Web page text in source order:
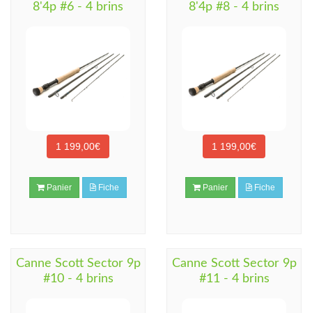
8'4p #6 - 4 brins
1 199,00€
Panier Fiche
8'4p #8 - 4 brins
1 199,00€
Panier Fiche
Canne Scott Sector 9p
#10 - 4 brins
Canne Scott Sector 9p
#11 - 4 brins